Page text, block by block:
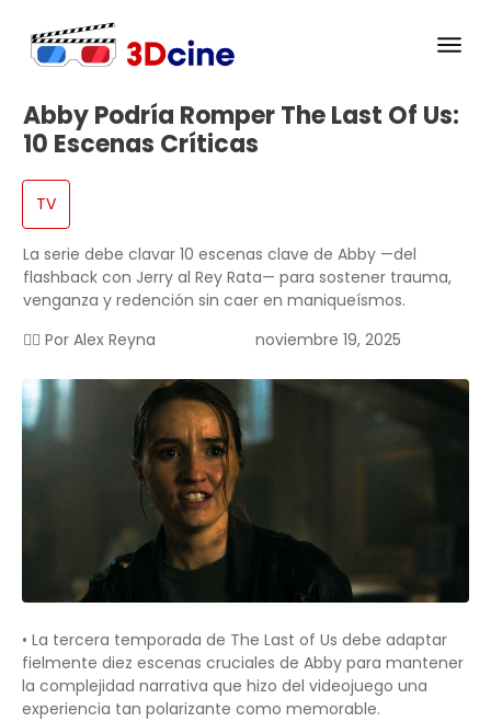
Abby Podría Romper The Last Of Us:
10 Escenas Críticas
TV
La serie debe clavar 10 escenas clave de Abby —del
flashback con Jerry al Rey Rata— para sostener trauma,
venganza y redención sin caer en maniqueísmos.
✍🏻 Por Alex Reyna noviembre 19, 2025
• La tercera temporada de The Last of Us debe adaptar
fielmente diez escenas cruciales de Abby para mantener
la complejidad narrativa que hizo del videojuego una
experiencia tan polarizante como memorable.